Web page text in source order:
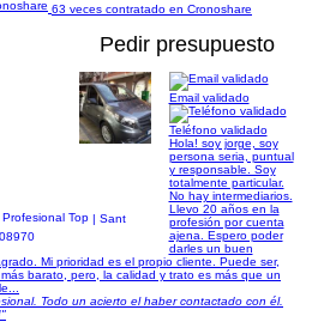
63 veces contratado en Cronoshare
Pedir presupuesto
| Sant
Email validado
Teléfono validado
Hola! soy jorge, soy
persona seria, puntual
y responsable. Soy
totalmente particular.
No hay intermediarios.
Llevo 20 años en la
profesión por cuenta
ajena. Espero poder
darles un buen
Mi prioridad es el propio cliente. Puede ser,
barato, pero, la calidad y trato es más que un
Todo un acierto el haber contactado con él.